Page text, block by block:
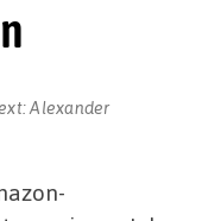
Alexander